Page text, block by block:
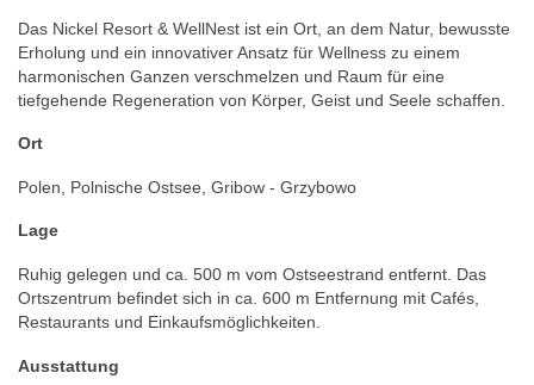
Das Nickel Resort & WellNest ist ein Ort, an dem Natur, bewusste
Erholung und ein innovativer Ansatz für Wellness zu einem
harmonischen Ganzen verschmelzen und Raum für eine
tiefgehende Regeneration von Körper, Geist und Seele schaffen.
Ort
Polen, Polnische Ostsee, Gribow - Grzybowo
Lage
Ruhig gelegen und ca. 500 m vom Ostseestrand entfernt. Das
Ortszentrum befindet sich in ca. 600 m Entfernung mit Cafés,
Restaurants und Einkaufsmöglichkeiten.
Ausstattung